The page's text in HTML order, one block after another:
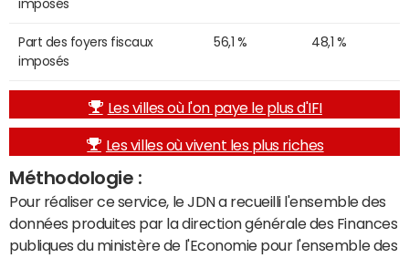
imposés
Part des foyers fiscaux
imposés
56,1 % 48,1 %
Les villes où l'on paye le plus d'IFI
Les villes où vivent les plus riches
Méthodologie :
Pour réaliser ce service, le JDN a recueilli l'ensemble des
données produites par la direction générale des Finances
publiques du ministère de l'Economie pour l'ensemble des